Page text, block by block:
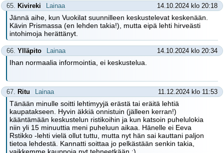
65. Kivireki Lainaa 14.10.2024 klo 20:18
Jännä aihe, kun Vuokilat suunnilleen keskustelevat keskenään.
Kävin Prismassa (en lehden takia!), mutta eipä lehti hirveästi
intohimoja herättänyt.
66. Ylläpito Lainaa 14.10.2024 klo 20:34
Ihan normaalia informointia, ei keskustelua.
67. Ritu Lainaa 11.12.2024 klo 11:53
Tänään minulle soitti lehtimyyjä erästä tai eräitä lehtiä
kaupatakseen. Hyvin äkkiä onnistuin (jälleen kerran!)
kääntämään keskustelun ristikoihin ja kun katsoin puhelulokia
niin yli 15 minuuttia meni puheluun aikaa. Hänelle ei Eeva
Rstikko -lehti vielä ollut tuttu, mutta nyt hän sai kauttani paljon
tietoa lehdestä. Kannatti soittaa jo pelkästään senkin takia,